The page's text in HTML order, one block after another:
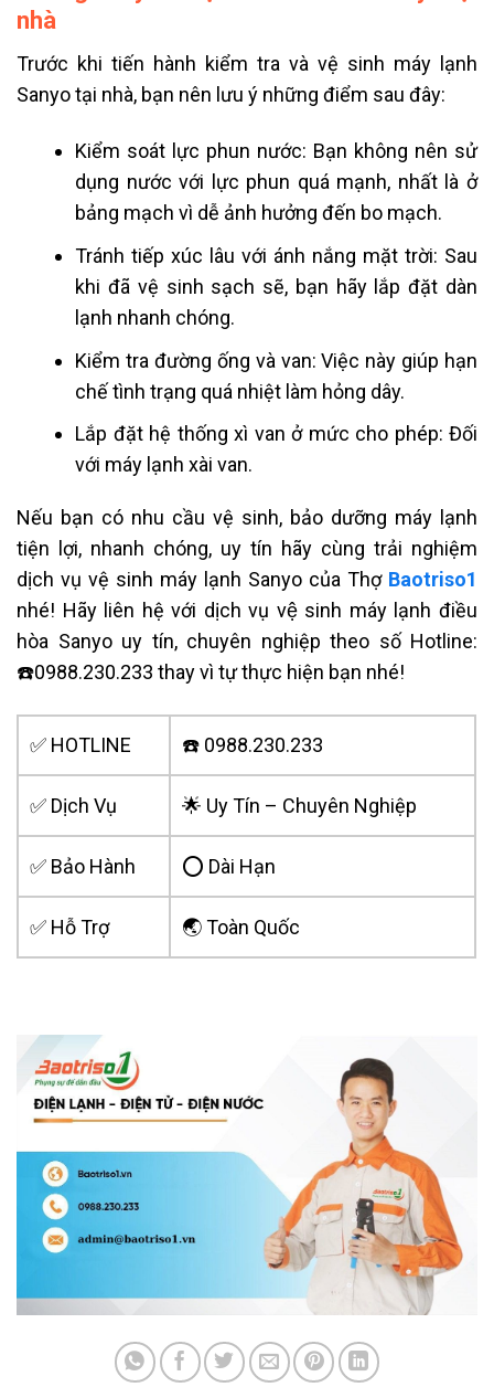
nhà
Trước khi tiến hành kiểm tra và vệ sinh máy lạnh
Sanyo tại nhà, bạn nên lưu ý những điểm sau đây:
Kiểm soát lực phun nước: Bạn không nên sử
dụng nước với lực phun quá mạnh, nhất là ở
bảng mạch vì dễ ảnh hưởng đến bo mạch.
Tránh tiếp xúc lâu với ánh nắng mặt trời: Sau
khi đã vệ sinh sạch sẽ, bạn hãy lắp đặt dàn
lạnh nhanh chóng.
Kiểm tra đường ống và van: Việc này giúp hạn
chế tình trạng quá nhiệt làm hỏng dây.
Lắp đặt hệ thống xì van ở mức cho phép: Đối
với máy lạnh xài van.
Nếu bạn có nhu cầu vệ sinh, bảo dưỡng máy lạnh
tiện lợi, nhanh chóng, uy tín hãy cùng trải nghiệm
dịch vụ vệ sinh máy lạnh Sanyo của Thợ Baotriso1
nhé! Hãy liên hệ với dịch vụ vệ sinh máy lạnh điều
hòa Sanyo uy tín, chuyên nghiệp theo số Hotline:
☎️0988.230.233 thay vì tự thực hiện bạn nhé!
✅ HOTLINE ☎️ 0988.230.233
✅ Dịch Vụ 🌟 Uy Tín – Chuyên Nghiệp
✅ Bảo Hành ⭕ Dài Hạn
✅ Hỗ Trợ 🌏 Toàn Quốc